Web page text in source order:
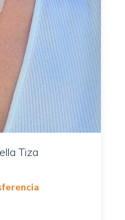
Tiza